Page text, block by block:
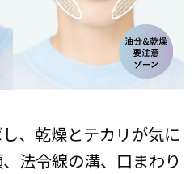
、乾燥とテカリが気に
法令線の溝、口まわり